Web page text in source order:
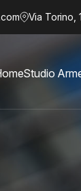
Via Torino,
Studio